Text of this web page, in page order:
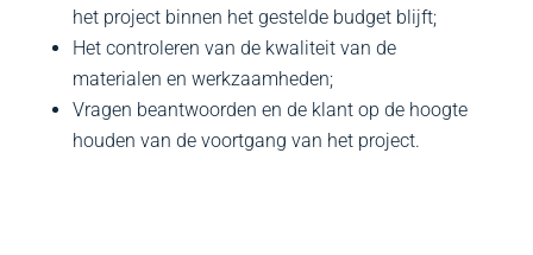
het project binnen het gestelde budget blijft;
Het controleren van de kwaliteit van de
materialen en werkzaamheden;
Vragen beantwoorden en de klant op de hoogte
houden van de voortgang van het project.